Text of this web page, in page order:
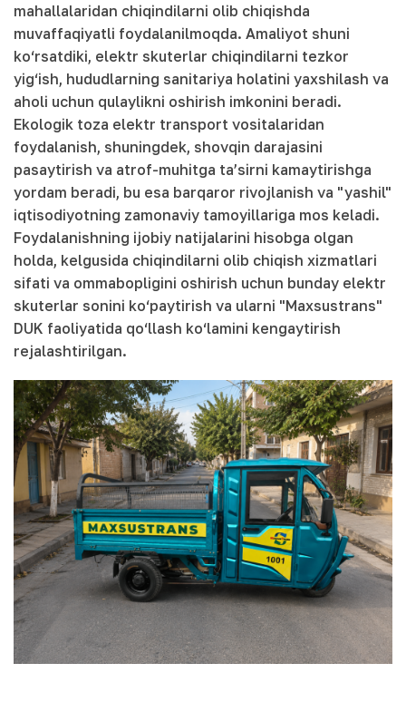
mahallalaridan chiqindilarni olib chiqishda
muvaffaqiyatli foydalanilmoqda. Amaliyot shuni
ko‘rsatdiki, elektr skuterlar chiqindilarni tezkor
yig‘ish, hududlarning sanitariya holatini yaxshilash va
aholi uchun qulaylikni oshirish imkonini beradi.
Ekologik toza elektr transport vositalaridan
foydalanish, shuningdek, shovqin darajasini
pasaytirish va atrof-muhitga ta’sirni kamaytirishga
yordam beradi, bu esa barqaror rivojlanish va "yashil"
iqtisodiyotning zamonaviy tamoyillariga mos keladi.
Foydalanishning ijobiy natijalarini hisobga olgan
holda, kelgusida chiqindilarni olib chiqish xizmatlari
sifati va ommabopligini oshirish uchun bunday elektr
skuterlar sonini ko‘paytirish va ularni "Maxsustrans"
DUK faoliyatida qo‘llash ko‘lamini kengaytirish
rejalashtirilgan.